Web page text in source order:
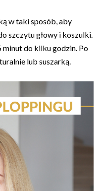
w taki sposób, aby
szczytu głowy i koszulki.
minut do kilku godzin. Po
lub suszarką.